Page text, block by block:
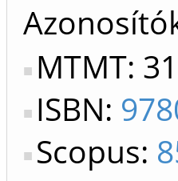
MTMT:
ISBN:
Scopus: